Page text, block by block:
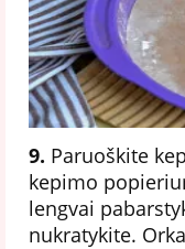
9. Paruoškite
kepimo
lengvai
nukratykite.